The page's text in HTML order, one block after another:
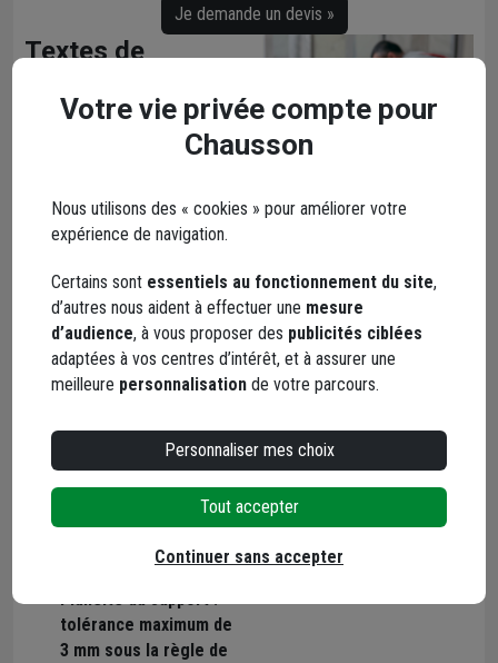
Je demande un devis »
Textes de
NF DTU 52.10 : mise en
œuvre de sous-couches
dalle flottantes et sous
carrelage scellé – Juin
NF DTU 26.2 : chapes et
dalles à base de liants
hydrauliques – Avril 2008
NF DTU 52.1 :
revêtements de sol
Principes de
pose
(revêtement
Planéité du support :
tolérance maximum de
3 mm sous la règle de
Votre vie privée compte pour
Chausson
Nous utilisons des « cookies » pour améliorer votre
expérience de navigation.
Certains sont essentiels au fonctionnement du site,
d’autres nous aident à effectuer une mesure
d’audience, à vous proposer des publicités ciblées
adaptées à vos centres d’intérêt, et à assurer une
meilleure personnalisation de votre parcours.
Personnaliser mes choix
Tout accepter
Continuer sans accepter